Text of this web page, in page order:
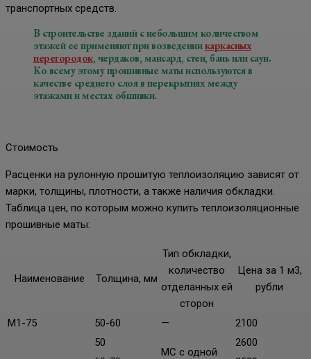
транспортных средств.
В строительстве зданий с небольшим количеством
этажей ее применяют при возведениикаркасных
перегородок, чердаков, мансард, стен, бань или саун.
Ко всему этому прошивные маты используются в
качестве среднего слоя в перекрытиях между
этажами и местах обшивки.
Стоимость
Расценки на рулонную прошитую теплоизоляцию зависят от
марки, толщины, плотности, а также наличия обкладки.
Таблица цен, по которым можно купить теплоизоляционные
прошивные маты:
Наименование Толщина, мм
Тип обкладки,
количество
отделанных ей
сторон
Цена за 1 м3,
рубли
М1-75 50-60 — 2100
50
МС с одной
2600